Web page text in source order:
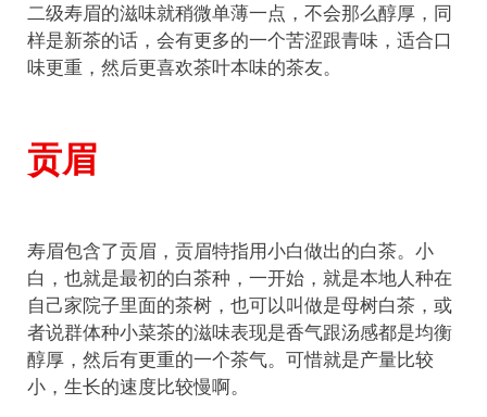
二级寿眉的滋味就稍微单薄一点，不会那么醇厚，同
样是新茶的话，会有更多的一个苦涩跟青味，适合口
味更重，然后更喜欢茶叶本味的茶友。
贡眉
寿眉包含了贡眉，贡眉特指用小白做出的白茶。小
白，也就是最初的白茶种，一开始，就是本地人种在
自己家院子里面的茶树，也可以叫做是母树白茶，或
者说群体种小菜茶的滋味表现是香气跟汤感都是均衡
醇厚，然后有更重的一个茶气。可惜就是产量比较
小，生长的速度比较慢啊。